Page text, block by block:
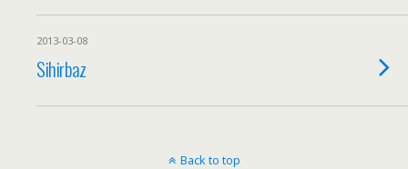
2013-03-08
Sihirbaz
Back to top